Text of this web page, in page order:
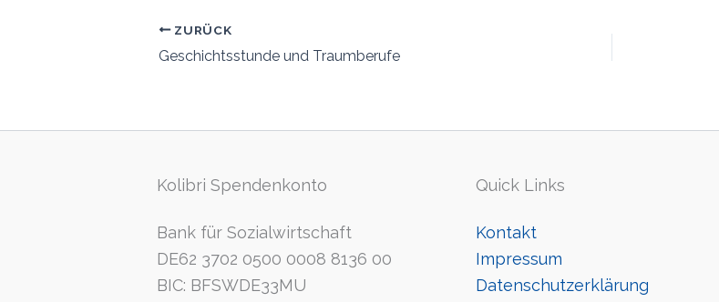
ZURÜCK
Geschichtsstunde und Traumberufe
Kolibri Spendenkonto
Bank für Sozialwirtschaft
DE62 3702 0500 0008 8136 00
BIC: BFSWDE33MU
Quick Links
Kontakt
Impressum
Datenschutzerklärung